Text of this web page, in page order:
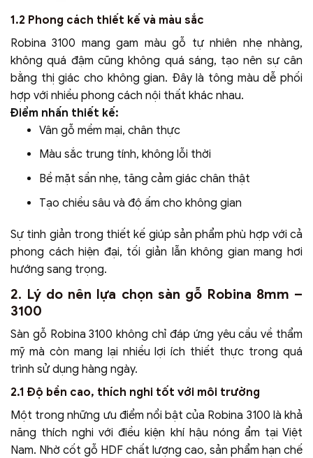
1.2 Phong cách thiết kế và màu sắc
Robina 3100 mang gam màu gỗ tự nhiên nhẹ nhàng,
không quá đậm cũng không quá sáng, tạo nên sự cân
bằng thị giác cho không gian. Đây là tông màu dễ phối
hợp với nhiều phong cách nội thất khác nhau.
Điểm nhấn thiết kế:
Vân gỗ mềm mại, chân thực
Màu sắc trung tính, không lỗi thời
Bề mặt sần nhẹ, tăng cảm giác chân thật
Tạo chiều sâu và độ ấm cho không gian
Sự tinh giản trong thiết kế giúp sản phẩm phù hợp với cả
phong cách hiện đại, tối giản lẫn không gian mang hơi
hướng sang trọng.
2. Lý do nên lựa chọn sàn gỗ Robina 8mm –
3100
Sàn gỗ Robina 3100 không chỉ đáp ứng yêu cầu về thẩm
mỹ mà còn mang lại nhiều lợi ích thiết thực trong quá
trình sử dụng hàng ngày.
2.1 Độ bền cao, thích nghi tốt với môi trường
Một trong những ưu điểm nổi bật của Robina 3100 là khả
năng thích nghi với điều kiện khí hậu nóng ẩm tại Việt
Nam. Nhờ cốt gỗ HDF chất lượng cao, sản phẩm hạn chế